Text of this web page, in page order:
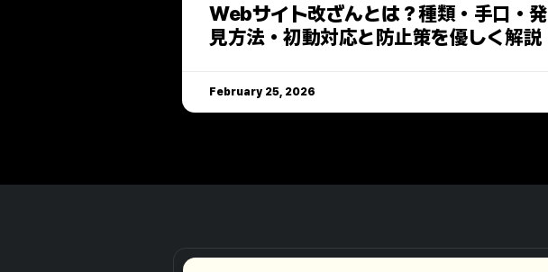
Webサイト改ざんとは？種類・手口・発
見方法・初動対応と防止策を優しく解説
February 25, 2026